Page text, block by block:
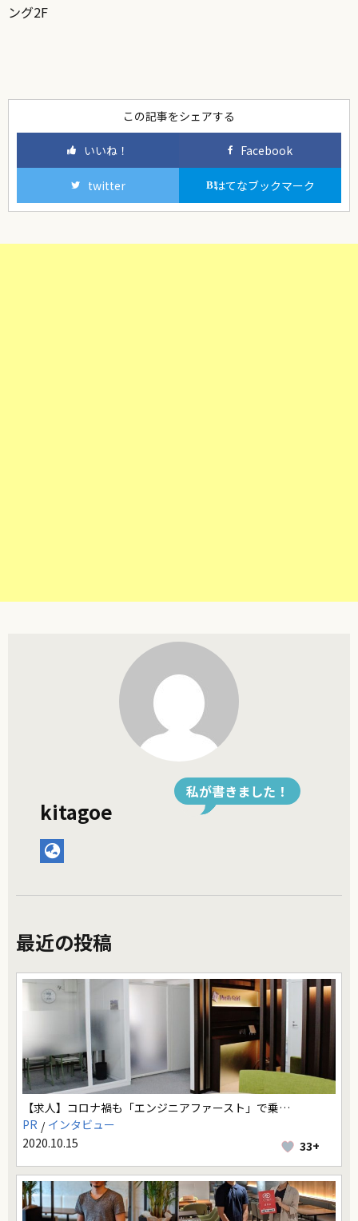
ング2F
この記事をシェアする
私が書きました！
kitagoe
最近の投稿
【求人】コロナ禍も「エンジニアファースト」で乗…
PR
インタビュー
2020.10.15
33+